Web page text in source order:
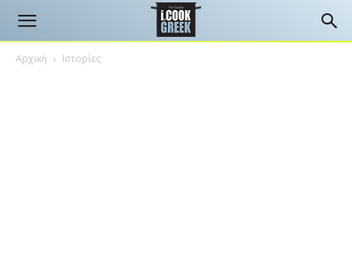
Αρχική Ιστορίες